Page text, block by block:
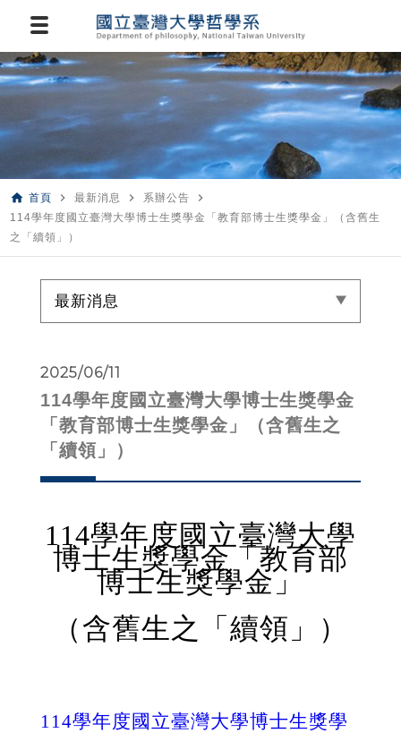
home 首頁 navigate_next 最新消息 navigate_next 系辦公告 navigate_next
114學年度國立臺灣大學博士生獎學金「教育部博士生獎學金」（含舊生
之「續領」）
最新消息
2025/06/11
114學年度國立臺灣大學博士生獎學金
「教育部博士生獎學金」（含舊生之
「續領」）
114學年度國立臺灣大學
博士生獎學金「教育部
博士生獎學金」
（含舊生之「續領」）
114學年度國立臺灣大學博士生獎學